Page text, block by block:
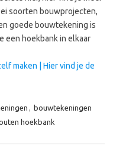
soorten bouwprojecten,
goede bouwtekening is
een hoekbank in elkaar
maken | Hier vind je de
, bouwtekeningen
hoekbank